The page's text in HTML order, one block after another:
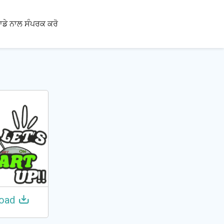
ਨਾਲ ਸੰਪਰਕ ਕਰੋ
100+
ਭਾਸ਼ਾਵਾਂ